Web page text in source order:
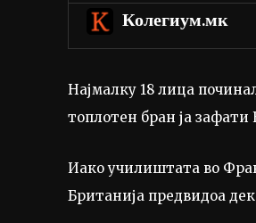
Колегиум.мк
Најмалку 18 лица
топлотен бран ја
Иако училиштата во
Британија предвидоа